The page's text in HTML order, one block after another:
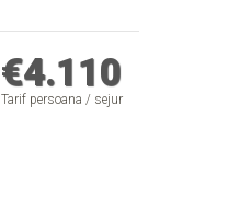
€4.110
Tarif persoana / sejur